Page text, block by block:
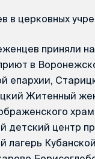
в церковных
приняли
в
епархии,
Житенный
детский центр
лагерь